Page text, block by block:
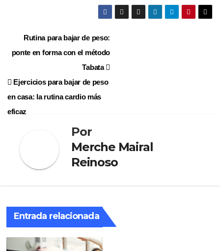
Navegación
de
entradas
Rutina para bajar de peso:
ponte en forma con el método
Tabata
Ejercicios para bajar de peso
en casa: la rutina cardio más
eficaz
Por
Merche Mairal
Reinoso
Entrada relacionada